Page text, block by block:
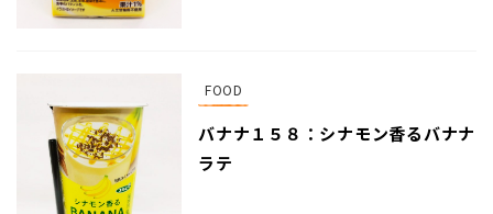
FOOD
バナナ１５８：シナモン香るバナナ
ラテ